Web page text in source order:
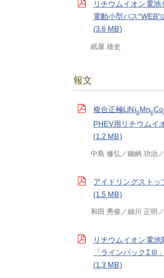
リチウムイオン電
電動小型バス
(3.6 MB)
紙屋 雄史
報文
複合正極LiNixMnyCo
PHEV用リチウムイ
(1.2 MB)
中島 修弘 鋤納 功治
アイドリングストッ
(1.5 MB)
和田 秀俊 細川 正明
リチウムイオン電池
「ラインバックΣⅢ
(1.3 MB)